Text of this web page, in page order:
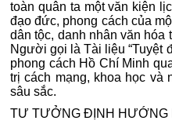
toàn quân ta một văn kiện
đạo đức, phong cách của
dân tộc, danh nhân văn hóa
Người gọi là Tài liệu “Tuyệt
phong cách Hồ Chí Minh
trị cách mạng, khoa học và
sâu sắc.
TƯ TƯỞNG ĐỊNH HƯỚNG